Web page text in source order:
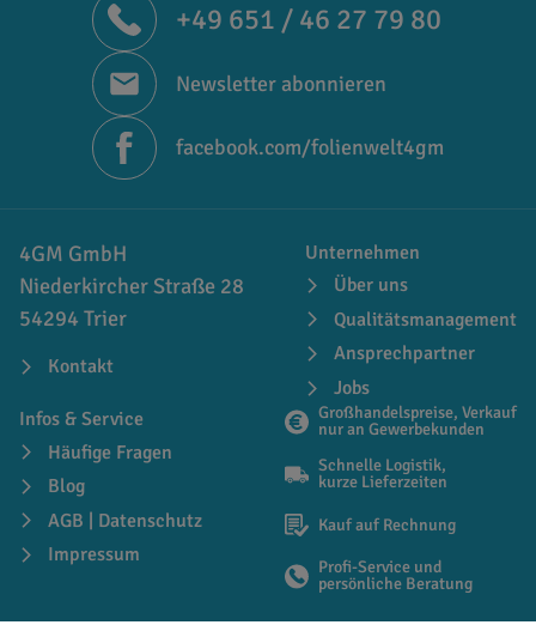
+49 651 / 46 27 79 80
Newsletter abonnieren
facebook.com/folienwelt4gm
4GM GmbH
Niederkircher Straße 28
54294 Trier
Kontakt
Unternehmen
Über uns
Qualitätsmanagement
Ansprechpartner
Jobs
Infos & Service
Häufige Fragen
Blog
AGB | Datenschutz
Impressum
Großhandelspreise, Verkauf
nur an Gewerbekunden
Schnelle Logistik,
kurze Lieferzeiten
Kauf auf Rechnung
Profi-Service und
persönliche Beratung